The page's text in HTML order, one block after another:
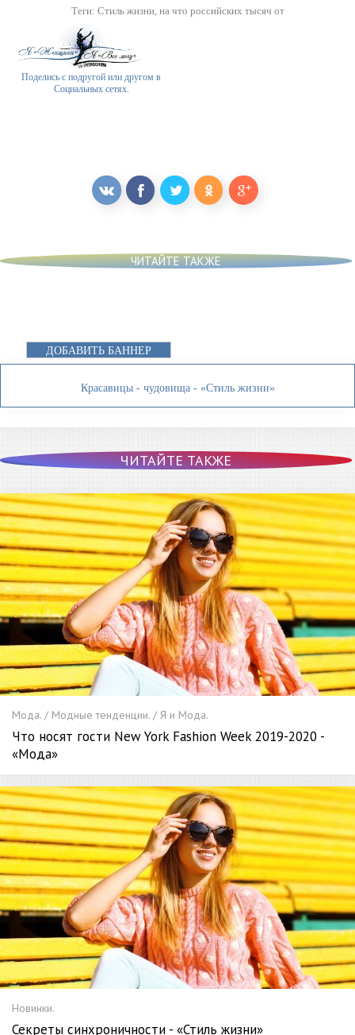
Теги: Стиль жизни, на что российских тысяч от
Поделись с подругой или другом в
Социальных сетях.
ЧИТАЙТЕ ТАКЖЕ
ДОБАВИТЬ БАННЕР
Красавицы - чудовища - «Стиль жизни»
ЧИТАЙТЕ ТАКЖЕ
Мода. / Модные тенденции. / Я и Мода.
Что носят гости New York Fashion Week 2019-2020 -
«Мода»
Новинки.
Секреты синхроничности - «Стиль жизни»